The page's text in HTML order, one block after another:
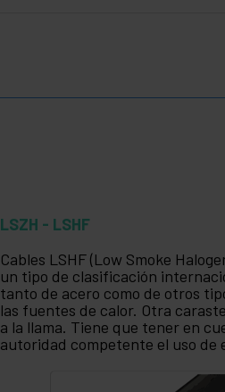
LSZH - LSHF
Cables LSHF (Low Smoke
un tipo de clasificación
tanto de acero como de otros
las fuentes de calor. Otra
a la llama. Tiene que tener en
autoridad competente el uso de